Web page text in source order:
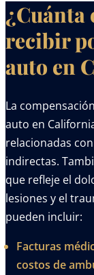
¿Cuánta
recibir
auto en
La
auto en
relacionadas
indirectas.
que refleje el
lesiones y el
pueden incluir:
Facturas
costos de